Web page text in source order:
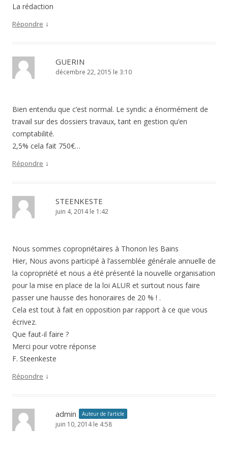
La rédaction
Répondre ↓
GUERIN
décembre 22, 2015 le 3:10
Bien entendu que c’est normal. Le syndic a énormément de
travail sur des dossiers travaux, tant en gestion qu’en
comptabilité.
2,5% cela fait 750€…
Répondre ↓
STEENKESTE
juin 4, 2014 le 1:42
Nous sommes copropriétaires à Thonon les Bains
Hier, Nous avons participé à l’assemblée générale annuelle de
la copropriété et nous a été présenté la nouvelle organisation
pour la mise en place de la loi ALUR et surtout nous faire
passer une hausse des honoraires de 20 % ! .
Cela est tout à fait en opposition par rapport à ce que vous
écrivez.
Que faut-il faire ?
Merci pour votre réponse
F. Steenkeste
Répondre ↓
admin Auteur de l’article
juin 10, 2014 le 4:58